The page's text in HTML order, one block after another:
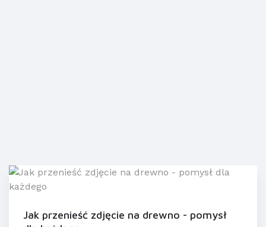
Jak przenieść zdjęcie na drewno - pomysł